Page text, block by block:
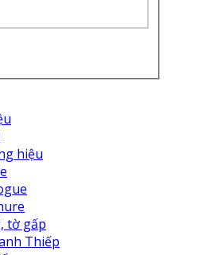
hiệu
tờ gấp
Thiếp